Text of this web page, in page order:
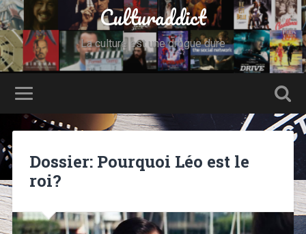
Culturaddict
La culture est une drogue dure
Dossier: Pourquoi Léo est le
roi?